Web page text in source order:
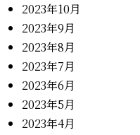
2023年10月
2023年9月
2023年8月
2023年7月
2023年6月
2023年5月
2023年4月